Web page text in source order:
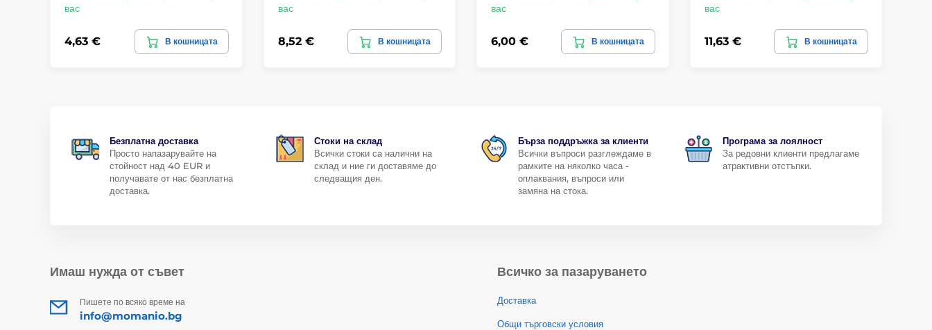
вас
4,63 € В кошницата
вас
8,52 € В кошницата
вас
6,00 € В кошницата
вас
11,63 € В кошницата
Безплатна доставка
Просто напазарувайте на
стойност над 40 EUR и
получавате от нас безплатна
доставка.
Стоки на склад
Всички стоки са налични на
склад и ние ги доставяме до
следващия ден.
Бърза поддръжка за клиенти
Всички въпроси разглеждаме в
рамките на няколко часа -
оплаквания, въпроси или
замяна на стока.
Програма за лоялност
За редовни клиенти предлагаме
атрактивни отстъпки.
Имаш нужда от съвет
Пишете по всяко време на
info@momanio.bg
Всичко за пазаруването
Доставка
Общи търговски условия